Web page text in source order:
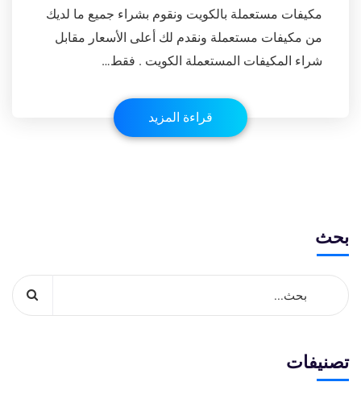
مكيفات مستعملة بالكويت ونقوم بشراء جميع ما لديك
من مكيفات مستعملة ونقدم لك أعلى الأسعار مقابل
شراء المكيفات المستعملة الكويت . فقط…
قراءة المزيد
بحث
تصنيفات